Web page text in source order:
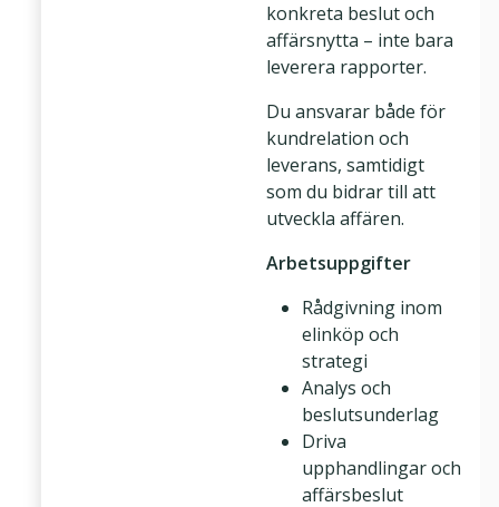
konkreta beslut och
affärsnytta – inte bara
leverera rapporter.
Du ansvarar både för
kundrelation och
leverans, samtidigt
som du bidrar till att
utveckla affären.
Arbetsuppgifter
Rådgivning inom
elinköp och
strategi
Analys och
beslutsunderlag
Driva
upphandlingar och
affärsbeslut